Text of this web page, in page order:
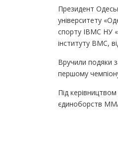
Президент
університету
спорту ІВМС НУ
інституту ВМС,
Вручили подяки
першому
Під
єдиноборств ММА